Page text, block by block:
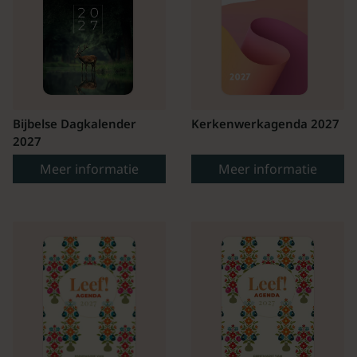
Bijbelse Dagkalender
2027
Meer informatie
Kerkenwerkagenda 2027
Meer informatie